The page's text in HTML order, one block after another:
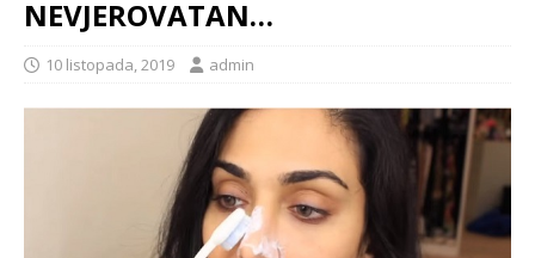
NEVJEROVATAN…
10 listopada, 2019 admin